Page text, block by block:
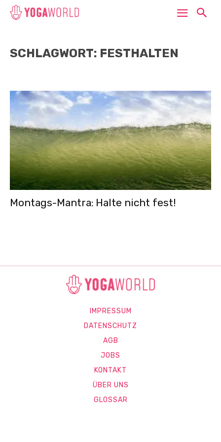
SCHLAGWORT: FESTHALTEN
Montags-Mantra: Halte nicht fest!
IMPRESSUM
DATENSCHUTZ
AGB
JOBS
KONTAKT
ÜBER UNS
GLOSSAR